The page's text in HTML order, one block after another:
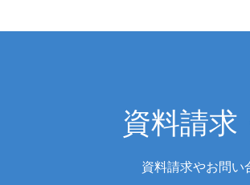
資料請求
資料請求やお問い